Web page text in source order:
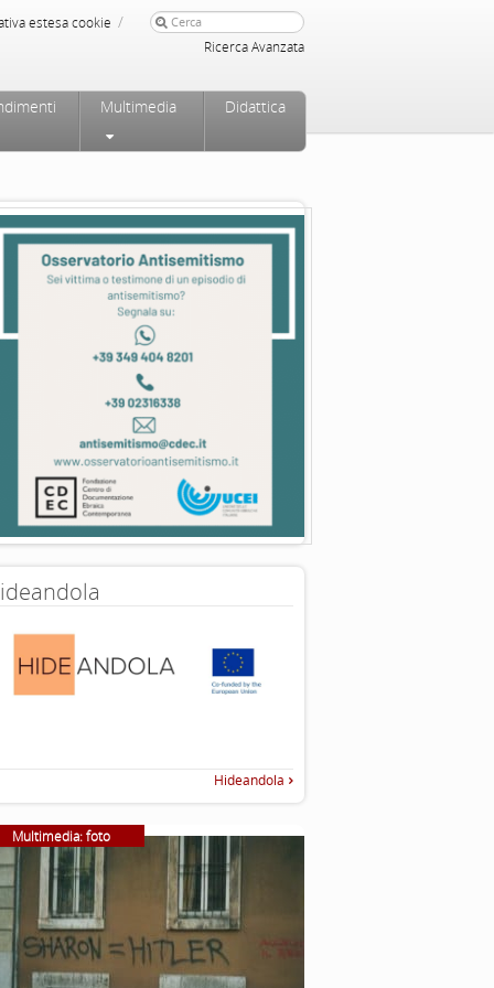
estesa cookie /
Ricerca Avanzata
Multimedia Didattica
Hideandola
Multimedia: foto